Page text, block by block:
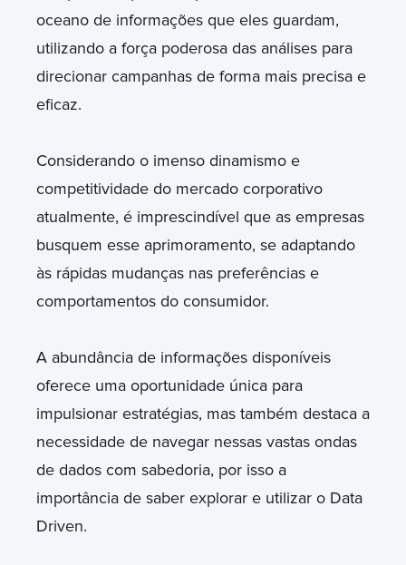
oceano de informações que eles guardam,
utilizando a força poderosa das análises para
direcionar campanhas de forma mais precisa e
eficaz.
Considerando o imenso dinamismo e
competitividade do mercado corporativo
atualmente, é imprescindível que as empresas
busquem esse aprimoramento, se adaptando
às rápidas mudanças nas preferências e
comportamentos do consumidor.
A abundância de informações disponíveis
oferece uma oportunidade única para
impulsionar estratégias, mas também destaca a
necessidade de navegar nessas vastas ondas
de dados com sabedoria, por isso a
importância de saber explorar e utilizar o Data
Driven.